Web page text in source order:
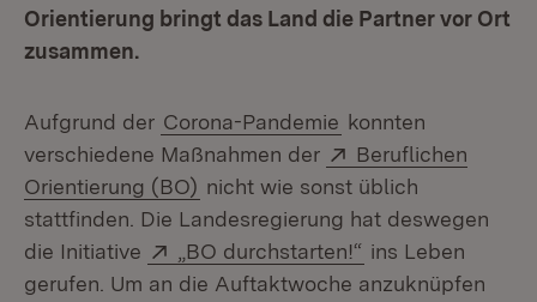
Orientierung bringt das Land die Partner vor Ort
zusammen.
Aufgrund der Corona-Pandemie konnten
verschiedene Maßnahmen der
Extern:
Beruflichen
Orientierung (BO) (Öffnet in neuem Fenster)
nicht wie sonst üblich
stattfinden. Die Landesregierung hat deswegen
die Initiative
Extern:
„BO durchstarten!“ (Öffnet in neuem
ins Leben
gerufen. Um an die Auftaktwoche anzuknüpfen